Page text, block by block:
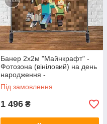
Банер 2х2м "Майнкрафт" -
Фотозона (вініловий) на день
народження -
Під замовлення
1 496 ₴